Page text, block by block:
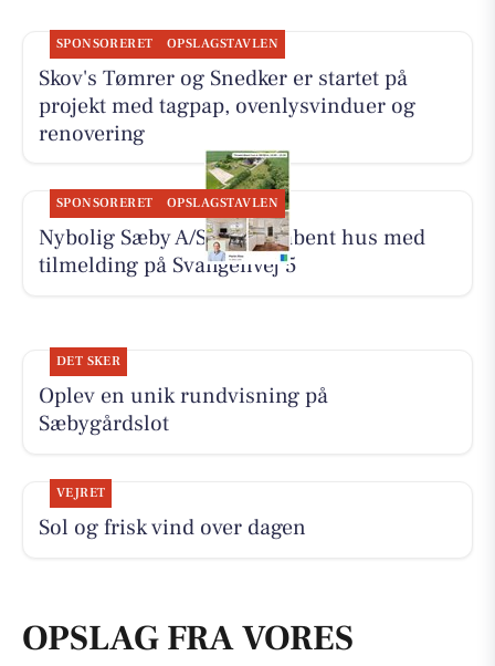
SPONSORERET OPSLAGSTAVLEN
Skov's Tømrer og Snedker er startet på
projekt med tagpap, ovenlysvinduer og
renovering
SPONSORERET OPSLAGSTAVLEN
Nybolig Sæby A/S holder åbent hus med
tilmelding på Svangenvej 5
DET SKER
Oplev en unik rundvisning på
Sæbygårdslot
VEJRET
Sol og frisk vind over dagen
OPSLAG FRA VORES